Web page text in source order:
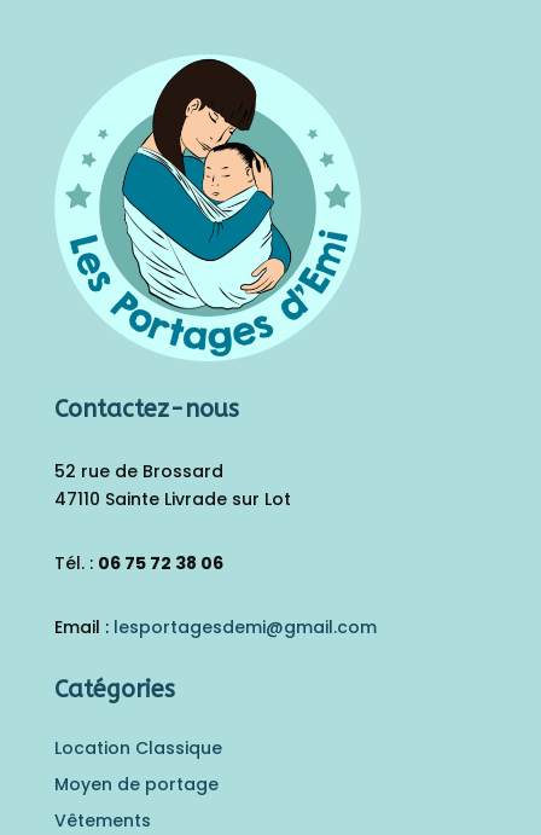
Contactez-nous
52 rue de Brossard
47110 Sainte Livrade sur Lot
Tél. : 06 75 72 38 06
Email : lesportagesdemi@gmail.com
Catégories
Location Classique
Moyen de portage
Vêtements